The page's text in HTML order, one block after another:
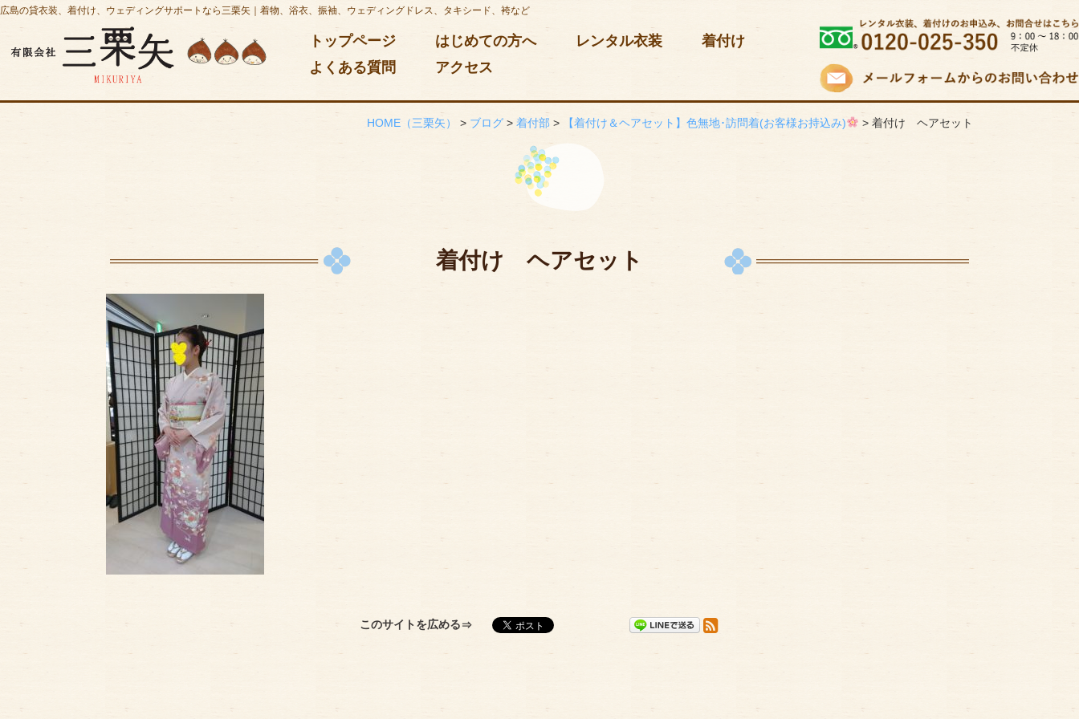
広島の貸衣装、着付け、ウェディングサポートなら三栗矢｜着物、浴衣、振袖、ウェディングドレス、タキシード、袴など
トップページ はじめての方へ レンタル衣装
着付け
よくある質問
アクセス
HOME （三栗矢） > ブログ >着付部 > 【着付け＆ヘアセット】色無地･訪問着(お客様お持込み) > 着付け ヘアセット
着付け ヘアセット
このサイトを広める